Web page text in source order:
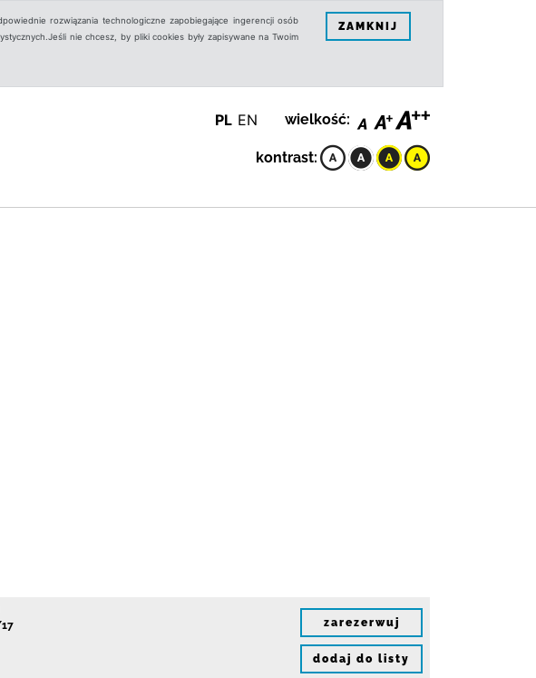
rozwiązania technologiczne zapobiegające ingerencji osób
nie chcesz, by pliki cookies były zapisywane na Twoim
ZAMKNIJ
PL EN wielkość:
kontrast:
zarezerwuj
dodaj do listy